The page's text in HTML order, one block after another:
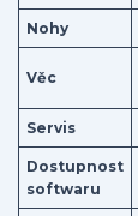
Nohy
Věc
Servis
Dostupnost
softwaru